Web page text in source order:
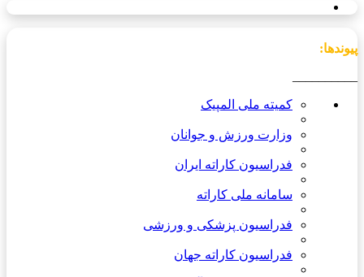
پیوندها:
کمیته ملی المپیک
وزارت ورزش و جوانان
فدراسیون کاراته ایران
سامانه ملی کاراته
فدراسیون پزشکی و ورزشی
فدراسیون کاراته جهان